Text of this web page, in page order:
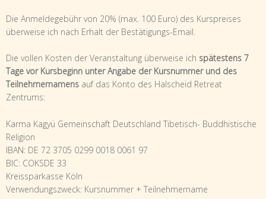
Die Anmeldegebühr von 20% (max. 100 Euro) des Kurspreises
überweise ich nach Erhalt der Bestätigungs-Email.
Die vollen Kosten der Veranstaltung überweise ich spätestens 7
Tage vor Kursbeginn unter Angabe der Kursnummer und des
Teilnehmernamens auf das Konto des Halscheid Retreat
Zentrums:
Karma Kagyü Gemeinschaft Deutschland Tibetisch- Buddhistische
Religion
IBAN: DE 72 3705 0299 0018 0061 97
BIC: COKSDE 33
Kreissparkasse Köln
Verwendungszweck: Kursnummer + Teilnehmername